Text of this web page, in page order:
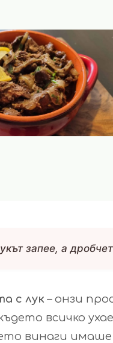
запее, а
с лук – онзи
всичко
винаги имаше